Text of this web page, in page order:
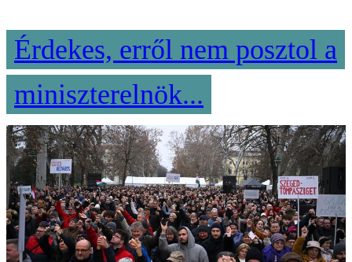
Érdekes, erről nem posztol a
miniszterelnök...